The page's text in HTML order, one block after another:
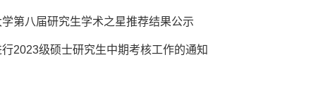
学第八届研究生学术之星推荐结果公示
行2023级硕士研究生中期考核工作的通知